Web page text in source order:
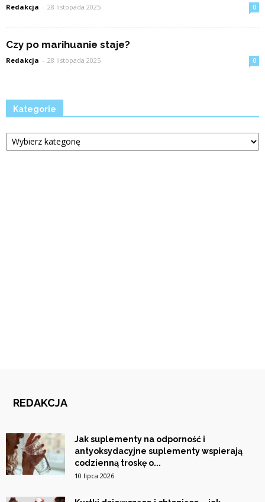
Redakcja - 28 listopada 2025 0
Czy po marihuanie staje?
Redakcja - 28 listopada 2025 0
Kategorie
Kategorie
REDAKCJA
Jak suplementy na odporność i
antyoksydacyjne suplementy wspierają
codzienną troskę o...
10 lipca 2026